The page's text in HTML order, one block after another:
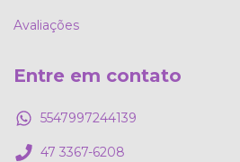
Avaliações
Entre em contato
5547997244139
47 3367-6208